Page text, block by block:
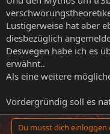
Lustigerweise hat aber
diesbezüglich
Deswegen habe ich es
erwähnt..
Als eine weitere
Vordergründig soll es
Du musst dich